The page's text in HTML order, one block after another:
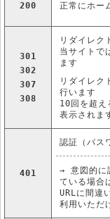
200 正常にホー
301
302
307
308
リダイレク
当サイトで
ます
リダイレク
行います
10回を超
表示されま
401
認証（パス
→ 意図的に
ている場合
URLに間違
利用いただ